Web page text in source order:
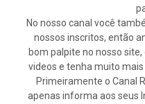
No nosso canal você
nossos inscritos, então
bom palpite no nosso
videos e tenha muito
Primeiramente o Canal
apenas informa aos seus